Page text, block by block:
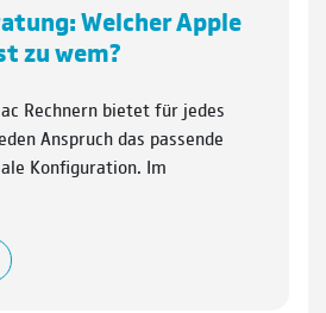
Welcher Apple
zu wem?
Rechnern bietet für jedes
Anspruch das passende
Konfiguration. Im